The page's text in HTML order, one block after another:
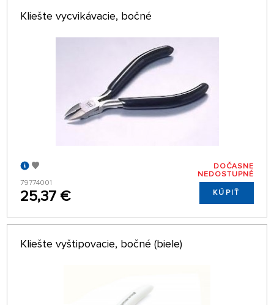
Kliešte vycvikávacie, bočné
79774001
25,37 €
DOČASNE
NEDOSTUPNÉ
KÚPIŤ
Kliešte vyštipovacie, bočné (biele)